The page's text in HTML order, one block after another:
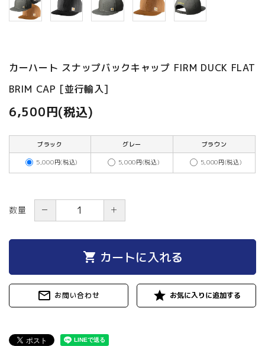
お問い合わせ
カーハート スナップバックキャップ FIRM DUCK FLAT
BRIM CAP [並行輸入]
6,500円(税込)
ブラック グレー ブラウン
5,000円(税込) 5,000円(税込) 5,000円(税込)
数量 － ＋
shopping_cart カートに入れる
mail_outline お問い合わせ star